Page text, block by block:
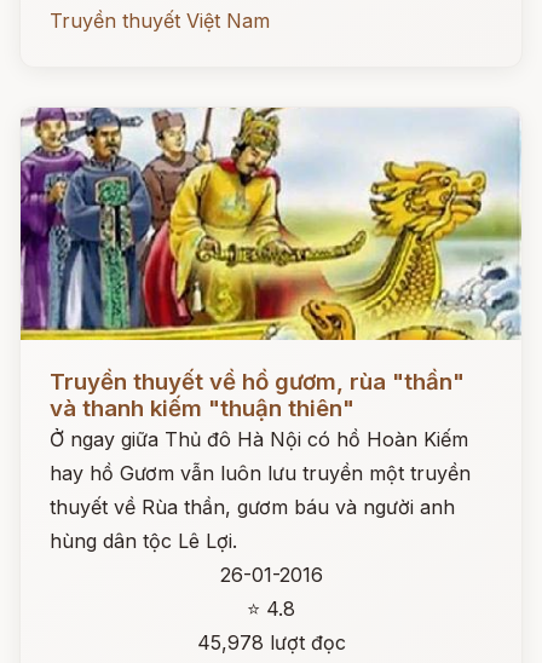
Truyền thuyết Việt Nam
Đọc ngay
Truyền thuyết về hồ gươm, rùa "thần"
và thanh kiếm "thuận thiên"
Ở ngay giữa Thủ đô Hà Nội có hồ Hoàn Kiếm
hay hồ Gươm vẫn luôn lưu truyền một truyền
thuyết về Rùa thần, gươm báu và người anh
hùng dân tộc Lê Lợi.
26-01-2016
⭐ 4.8
45,978 lượt đọc